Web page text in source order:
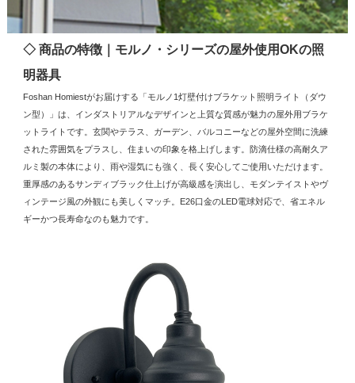
◇ 商品の特徴｜モルノ・シリーズの屋外使用OKの照
明器具
Foshan Homiestがお届けする「モルノ1灯壁付けブラケット照明ライト（ダウ
ン型）」は、インダストリアルなデザインと上質な質感が魅力の屋外用ブラケ
ットライトです。玄関やテラス、ガーデン、バルコニーなどの屋外空間に洗練
された雰囲気をプラスし、住まいの印象を格上げします。防滴仕様の高耐久ア
ルミ製の本体により、雨や湿気にも強く、長く安心してご使用いただけます。
重厚感のあるサンディブラック仕上げが高級感を演出し、モダンテイストやヴ
ィンテージ風の外観にも美しくマッチ。E26口金のLED電球対応で、省エネル
ギーかつ長寿命なのも魅力です。